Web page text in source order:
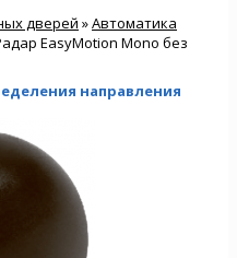
дверей »Автоматика
EasyMotion Mono без
направления